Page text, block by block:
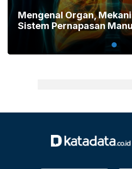
Mengenal Organ,
Sistem Pernapasan